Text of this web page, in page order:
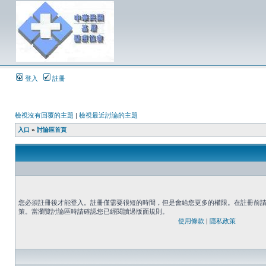
登入 註冊
檢視沒有回覆的主題 | 檢視最近討論的主題
入口 » 討論區首頁
您必須註冊後才能登入。註冊僅需要很短的時間，但是會給您更多的權限。在註冊前
策。當瀏覽討論區時請確認您已經閱讀過版面規則。
使用條款 | 隱私政策